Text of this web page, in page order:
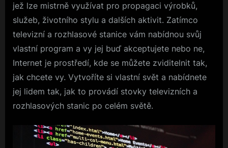
jež lze mistrně využívat pro propagaci výrobků,
služeb, životního stylu a dalších aktivit. Zatímco
televizní a rozhlasové stanice vám nabídnou svůj
vlastní program a vy jej buď akceptujete nebo ne,
Internet je prostředí, kde se můžete zviditelnit tak,
jak chcete vy. Vytvoříte si vlastní svět a nabídnete
jej lidem tak, jak to provádí stovky televizních a
rozhlasových stanic po celém světě.